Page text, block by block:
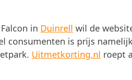
in Duinrell wil de
consumenten is prijs
Uitmetkorting.nl roept